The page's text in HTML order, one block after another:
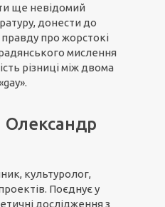
ще невідомий
донести до
правду про жорстокі
мислення
різниці між двома
Олександр
культуролог,
Поєднує у
дослідження з